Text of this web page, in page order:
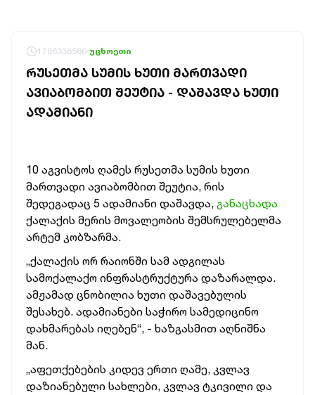
1786338586 უცხოეთი
ᲠᲣᲡᲔᲗᲛᲐ ᲡᲣᲛᲘᲡ ᲮᲣᲗᲘ ᲛᲐᲠᲗᲕᲐᲓᲘ
ᲐᲕᲘᲐᲑᲝᲛᲑᲘᲗ ᲨᲔᲣᲢᲘᲐ - ᲓᲐᲨᲐᲕᲓᲐ ᲮᲣᲗᲘ
ᲐᲓᲐᲛᲘᲐᲜᲘ
10 აგვისტოს ღამეს რუსეთმა სუმის ხუთი
მართვადი ავიაბომბით შეუტია, რის
შედეგადაც 5 ადამიანი დაშავდა, განაცხადა
ქალაქის მერის მოვალეობის შემსრულებელმა
არტემ კობზარმა.
„ქალაქის ორ რაიონში სამ ადგილას
სამოქალაქო ინფრასტრუქტურა დაზარალდა.
ამჟამად ცნობილია ხუთი დაშავებულის
შესახებ. ადამიანები საჭირო სამედიცინო
დახმარებას იღებენ“, - ხაზგასმით აღნიშნა
მან.
„აფეთქებების კიდევ ერთი ღამე, კვლავ
დაზიანებული სახლები, კვლავ ტკივილი და